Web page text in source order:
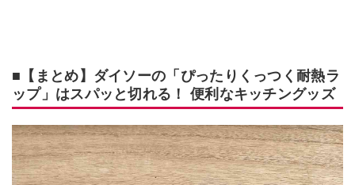
■【まとめ】ダイソーの「ぴったりくっつく耐熱ラ
ップ」はスパッと切れる！ 便利なキッチングッズ